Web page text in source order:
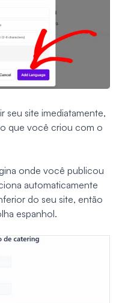
seu site imediatamente,
que você criou com o
onde você publicou
automaticamente
do seu site, então
espanhol.